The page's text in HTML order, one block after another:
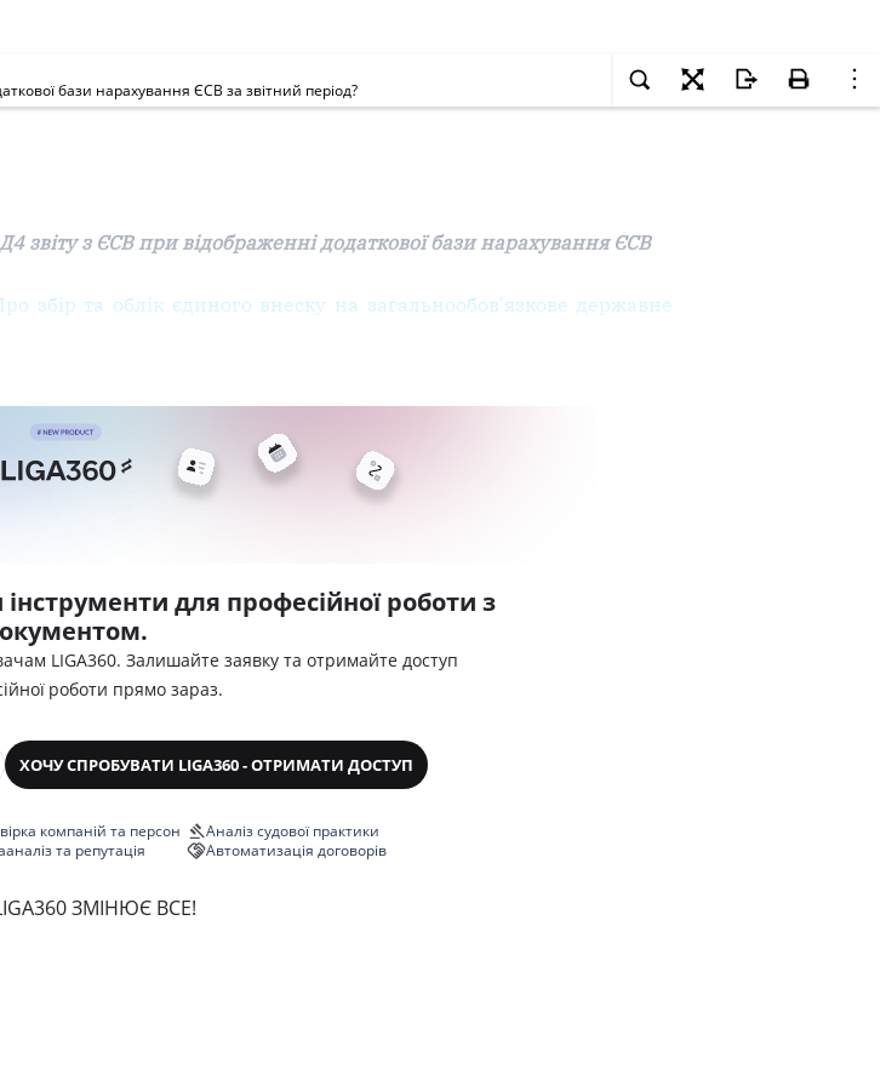
бази нарахування ЄСВ за звітний період?
звіту з ЄСВ при відображенні додаткової бази нарахування ЄСВ
збір та облік єдиного внеску на загальнообов'язкове державне
для професійної роботи з
LIGA360. Залишайте заявку та отримайте доступ
роботи прямо зараз.
ХОЧУ СПРОБУВАТИ LIGA360 - ОТРИМАТИ ДОСТУП
компаній та персон
та репутація
Аналіз судової практики
Автоматизація договорів
ЗМІНЮЄ ВСЕ!